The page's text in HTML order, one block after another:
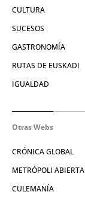
CULTURA
SUCESOS
GASTRONOMÍA
RUTAS DE EUSKADI
IGUALDAD
Otras Webs
CRÓNICA GLOBAL
METRÓPOLI ABIERTA
CULEMANÍA